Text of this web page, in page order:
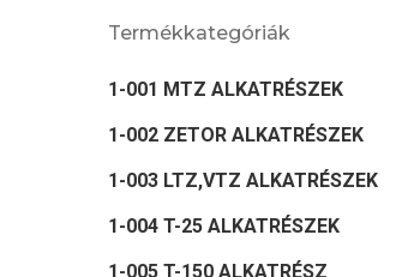
Termékkategóriák
1-001 MTZ ALKATRÉSZEK
1-002 ZETOR ALKATRÉSZEK
1-003 LTZ,VTZ ALKATRÉSZEK
1-004 T-25 ALKATRÉSZEK
1-005 T-150 ALKATRÉSZ